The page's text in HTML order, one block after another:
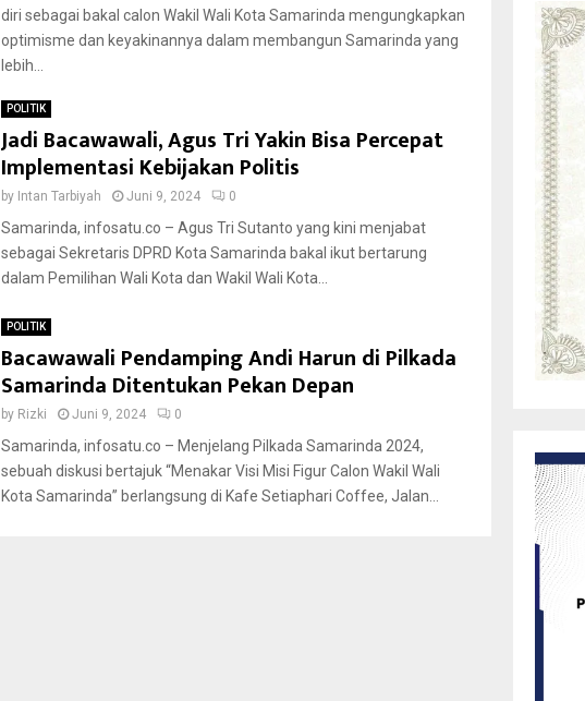
diri sebagai bakal calon Wakil Wali Kota Samarinda mengungkapkan
optimisme dan keyakinannya dalam membangun Samarinda yang
lebih...
POLITIK
Jadi Bacawawali, Agus Tri Yakin Bisa Percepat
Implementasi Kebijakan Politis
by Intan Tarbiyah Juni 9, 2024 0
Samarinda, infosatu.co – Agus Tri Sutanto yang kini menjabat
sebagai Sekretaris DPRD Kota Samarinda bakal ikut bertarung
dalam Pemilihan Wali Kota dan Wakil Wali Kota...
POLITIK
Bacawawali Pendamping Andi Harun di Pilkada
Samarinda Ditentukan Pekan Depan
by Rizki Juni 9, 2024 0
Samarinda, infosatu.co – Menjelang Pilkada Samarinda 2024,
sebuah diskusi bertajuk “Menakar Visi Misi Figur Calon Wakil Wali
Kota Samarinda” berlangsung di Kafe Setiaphari Coffee, Jalan...